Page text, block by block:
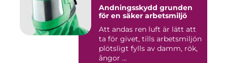
Andningsskydd grunden
för en säker arbetsmiljö
Att andas ren luft är lätt att
ta för givet, tills arbetsmiljön
plötsligt fylls av damm, rök,
ångor ...